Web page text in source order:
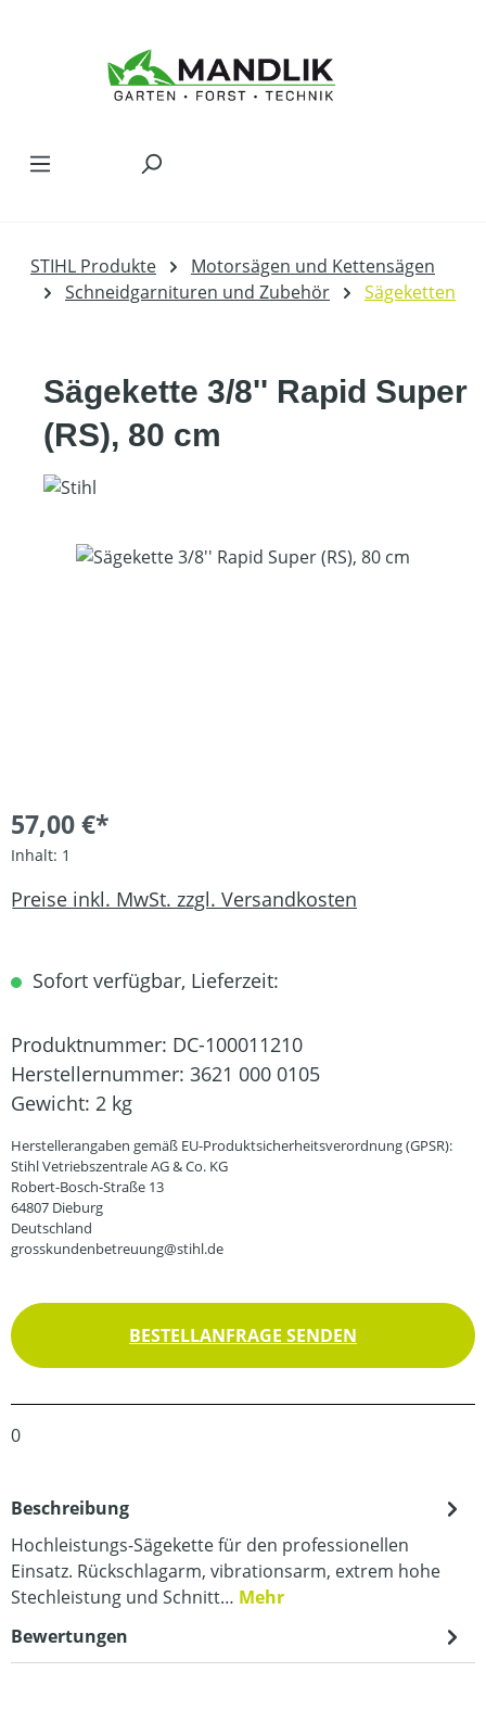
STIHL Produkte
Motorsägen und Kettensägen
Schneidgarnituren und Zubehör
Sägeketten
Sägekette 3/8'' Rapid Super
(RS), 80 cm
Bildergalerie überspringen
57,00 €*
Inhalt: 1
Preise inkl. MwSt. zzgl. Versandkosten
Sofort verfügbar, Lieferzeit:
Produktnummer: DC-100011210
Herstellernummer: 3621 000 0105
Gewicht: 2 kg
Herstellerangaben gemäß EU-Produktsicherheitsverordnung (GPSR):
Stihl Vetriebszentrale AG & Co. KG
Robert-Bosch-Straße 13
64807 Dieburg
Deutschland
grosskundenbetreuung@stihl.de
BESTELLANFRAGE SENDEN
0
Beschreibung
Hochleistungs-Sägekette für den professionellen
Einsatz. Rückschlagarm, vibrationsarm, extrem hohe
Stechleistung und Schnitt… Mehr
Bewertungen